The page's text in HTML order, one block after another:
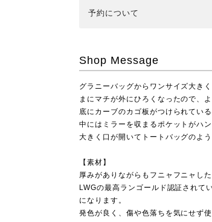
予約 について
Shop Message
グラニーバッグからワンサイズ大き
まにマチが外にひろくなったので、
底にカーブのカゴ板がつけられてい
中にはミラーを収まるポケットがハ
大きく口が開いてトートバッグのよ
【素材】
厚みがありながらもフニャフニャし
LWGの最高ランゴールド認証されて
になります。
発色が良く、傷や色落ちを気にせず